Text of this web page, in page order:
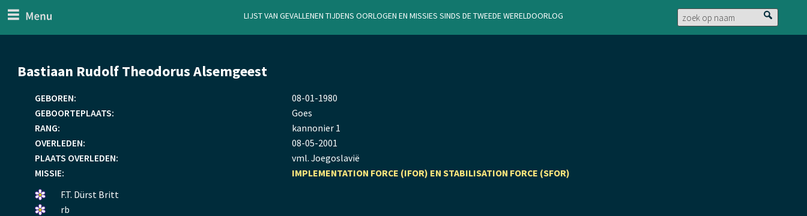
Lijst van gevallenen tijdens oorlogen en missies sinds de Tweede Wereldoorlog
Generaal
Bastiaan Rudolf Theodorus Alsemgeest
GEBOREN: 08-01-1980
GEBOORTEPLAATS:
Goes
RANG:
kannonier 1
OVERLEDEN:
08-05-2001
PLAATS OVERLEDEN:
vml. Joegoslavië
MISSIE:
IMPLEMENTATION FORCE (IFOR) EN STABILISATION FORCE (SFOR)
Een
bloemetje
F.T. Dürst Britt
Een
rb